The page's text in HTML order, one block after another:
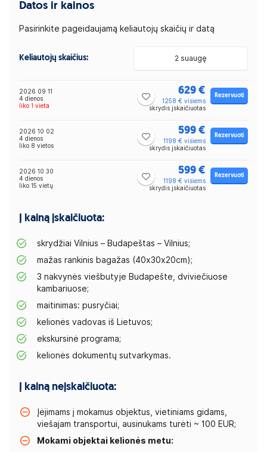
Datos ir kainos
Pasirinkite pageidaujamą keliautojų skaičių ir datą
Keliautojų skaičius: 2 suaugę
2026 09 11
4 dienos
liko 1 vieta
629 €
1258 € visiems
skrydis įskaičiuotas
Rezervuoti
2026 10 02
4 dienos
liko 8 vietos
599 €
1198 € visiems
skrydis įskaičiuotas
Rezervuoti
2026 10 30
4 dienos
liko 15 vietų
599 €
1198 € visiems
skrydis įskaičiuotas
Rezervuoti
Į kainą įskaičiuota:
skrydžiai Vilnius – Budapeštas – Vilnius;
mažas rankinis bagažas (40x30x20cm);
3 nakvynės viešbutyje Budapešte, dviviečiuose
kambariuose;
maitinimas: pusryčiai;
kelionės vadovas iš Lietuvos;
ekskursinė programa;
kelionės dokumentų sutvarkymas.
Į kainą neįskaičiuota:
Įėjimams į mokamus objektus, vietiniams gidams,
viešajam transportui, ausinukams turėti ~ 100 EUR;
Mokami objektai kelionės metu: